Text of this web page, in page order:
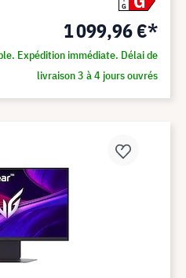
G
1 099,96 €*
Expédition immédiate. Délai de
livraison 3 à 4 jours ouvrés